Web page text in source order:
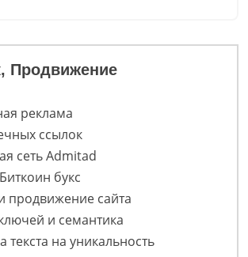
Продвижение
реклама
ссылок
сеть Admitad
букс
продвижение сайта
и семантика
текста на уникальность